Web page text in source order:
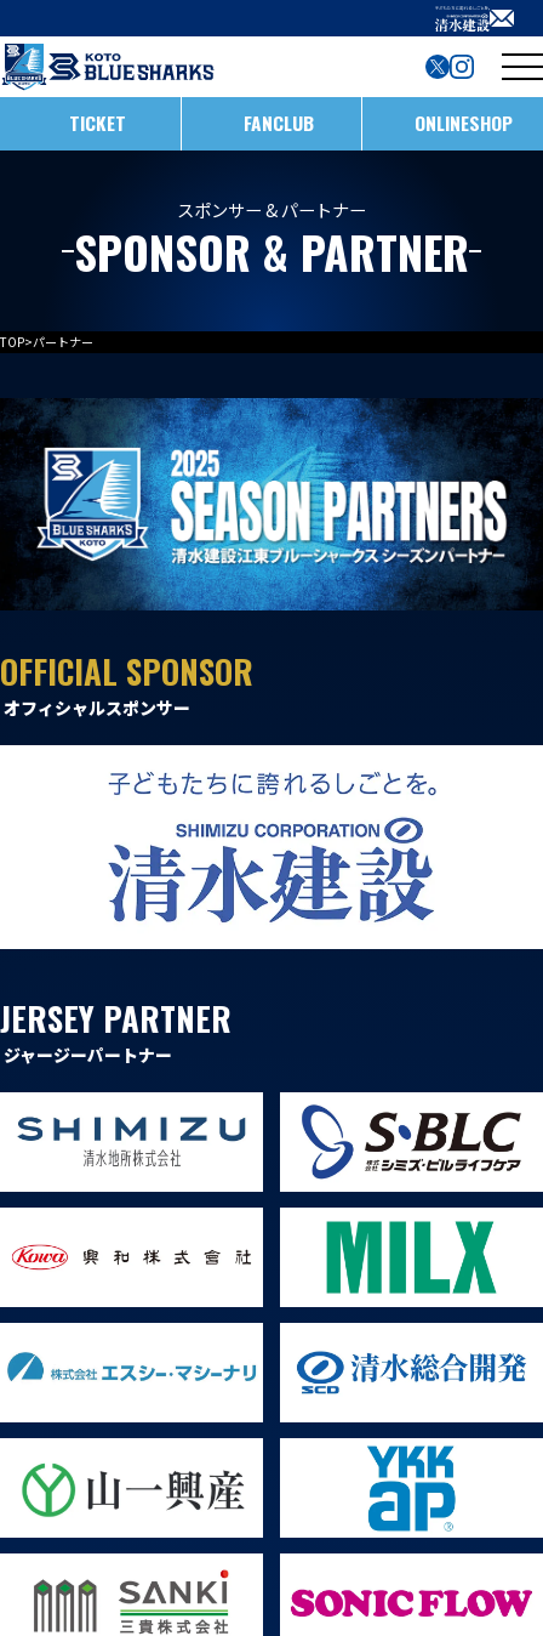
TICKET FANCLUB ONLINESHOP
スポンサー & パートナー
SPONSOR & PARTNER
TOP>パートナー
OFFICIAL SPONSOR
オフィシャルスポンサー
JERSEY PARTNER
ジャージーパートナー
インフォメーション
お知らせ
試合情報
普及活動
D1/D2入替戦
ホストゲーム最終
第6戦ホストゲーム
第4戦ホストゲーム
第3戦ホストゲーム
第1戦ホストゲーム
チームについて
チーム情報
チームの歴史
ACADEMY
ファンクラブ
パートナー
パートナー募集
プライバシーポリシー